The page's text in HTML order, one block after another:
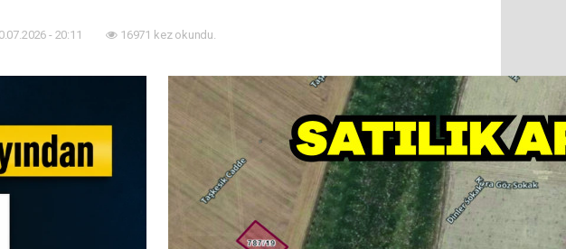
- 20:11 16971 kez okundu.